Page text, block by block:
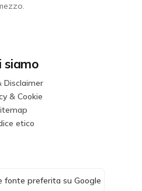
siamo
Disclaimer
& Cookie
etico
fonte preferita su Google